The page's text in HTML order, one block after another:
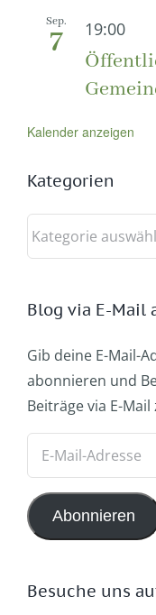
Sep.
7 19:00
Kalender anzeigen
Kategorien
Kategorien
Blog via E-Mail
Gib deine E-Mail-
abonnieren und
Beiträge via E-
Adresse
Abonnieren
Besuche uns